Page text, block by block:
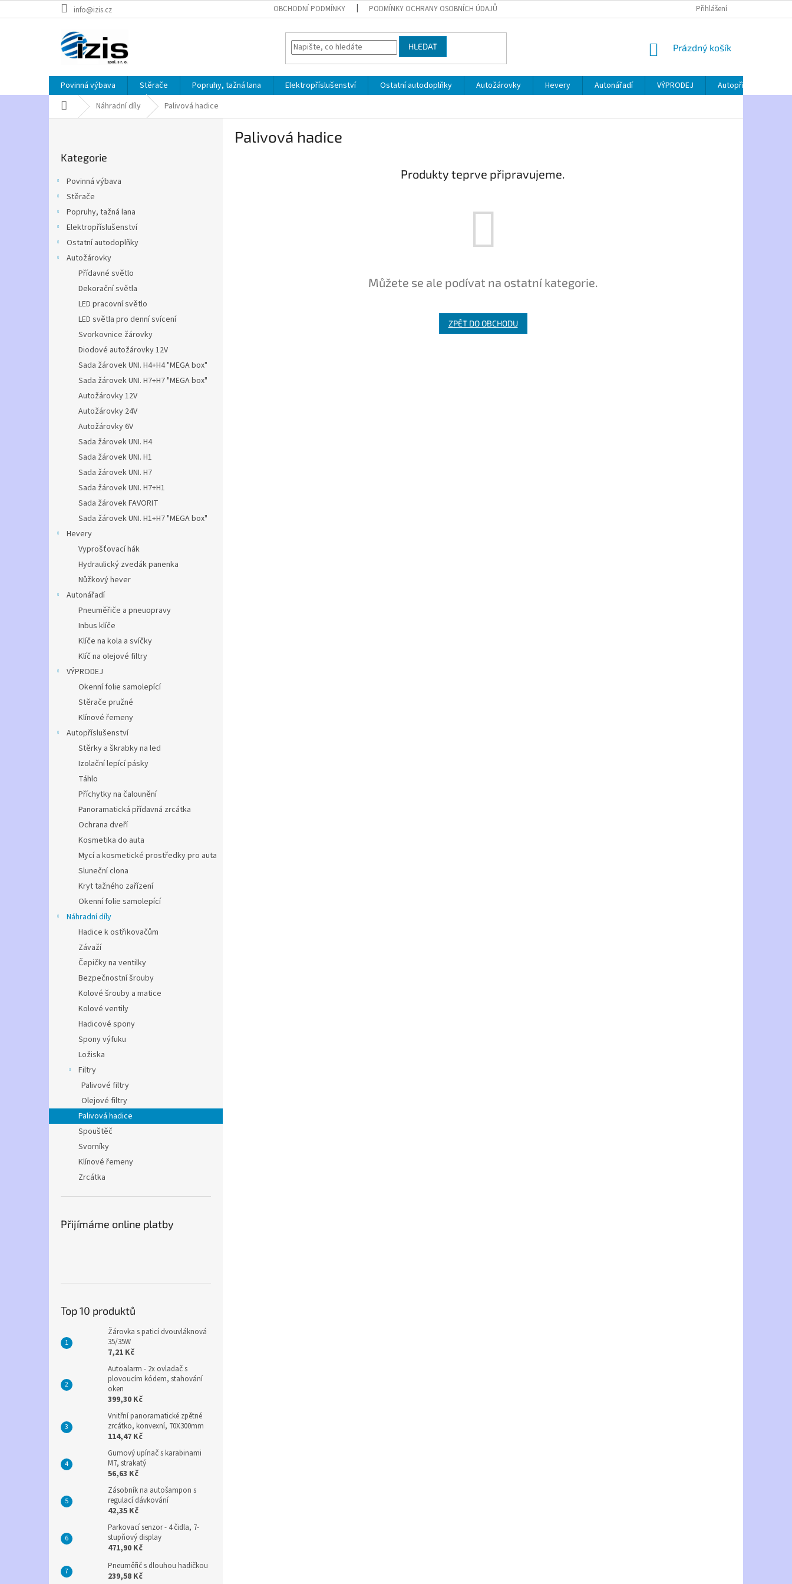
na
info@izis.cz OBCHODNÍ PODMÍNKY PODMÍNKY OCHRANY OSOBNÍCH ÚDAJŮ Přihlášení
HLEDAT
NÁKUPNÍ
Prázdný košík
Povinná výbava Stěrače Popruhy, tažná lana Elektropříslušenství Ostatní autodoplňky Autožárovky Hevery Autonářadí VÝPRODEJ
Autopříslušenství
Domů Náhradní díly Palivová hadice
kategorie
Kategorie
Povinná výbava
Stěrače
Popruhy, tažná lana
Elektropříslušenství
Ostatní autodoplňky
Autožárovky
Přídavné světlo
Dekorační světla
LED pracovní světlo
LED světla pro denní svícení
Svorkovnice žárovky
Diodové autožárovky 12V
Sada žárovek UNI. H4+H4 "MEGA box"
Sada žárovek UNI. H7+H7 "MEGA box"
Autožárovky 12V
Autožárovky 24V
Autožárovky 6V
Sada žárovek UNI. H4
Sada žárovek UNI. H1
Sada žárovek UNI. H7
Sada žárovek UNI. H7+H1
Sada žárovek FAVORIT
Sada žárovek UNI. H1+H7 "MEGA box"
Hevery
Vyprošťovací hák
Hydraulický zvedák panenka
Nůžkový hever
Autonářadí
Pneuměřiče a pneuopravy
Inbus klíče
Klíče na kola a svíčky
Klíč na olejové filtry
VÝPRODEJ
Okenní folie samolepící
Stěrače pružné
Klínové řemeny
Autopříslušenství
Stěrky a škrabky na led
Izolační lepící pásky
Táhlo
Příchytky na čalounění
Panoramatická přídavná zrcátka
Ochrana dveří
Kosmetika do auta
Mycí a kosmetické prostředky pro auta
Sluneční clona
Kryt tažného zařízení
Okenní folie samolepící
Náhradní díly
Hadice k ostřikovačům
Závaží
Čepičky na ventilky
Bezpečnostní šrouby
Kolové šrouby a matice
Kolové ventily
Hadicové spony
Spony výfuku
Ložiska
Filtry
Palivové filtry
Olejové filtry
Palivová hadice
Spouštěč
Svorníky
Klínové řemeny
Zrcátka
Přijímáme online platby
Top 10 produktů
Žárovka s paticí dvouvláknová
35/35W
7,21 Kč
Autoalarm - 2x ovladač s
plovoucím kódem, stahování
oken
399,30 Kč
Vnitřní panoramatické zpětné
zrcátko, konvexní, 70X300mm
114,47 Kč
Gumový upínač s karabinami
M7, strakatý
56,63 Kč
Zásobník na autošampon s
regulací dávkování
42,35 Kč
Parkovací senzor - 4 čidla, 7-
stupňový display
471,90 Kč
Pneuměřič s dlouhou hadičkou
239,58 Kč
Palivová hadice
Produkty teprve připravujeme.
Můžete se ale podívat na ostatní kategorie.
ZPĚT DO OBCHODU